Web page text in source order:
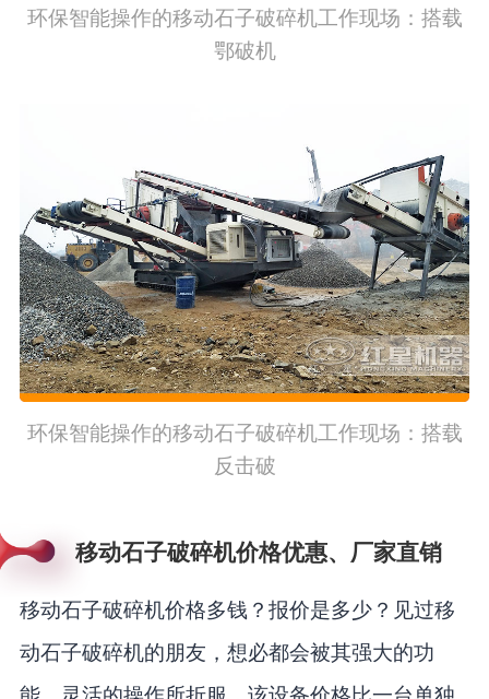
环保智能操作的移动石子破碎机工作现场：搭载
鄂破机
环保智能操作的移动石子破碎机工作现场：搭载
反击破
移动石子破碎机价格优惠、厂家直销
移动石子破碎机价格多钱？报价是多少？见过移
动石子破碎机的朋友，想必都会被其强大的功
能、灵活的操作所折服，该设备价格比一台单独